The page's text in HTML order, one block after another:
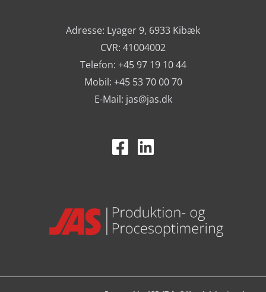
Adresse: Lyager 9, 6933 Kibæk
CVR: 41004002
Telefon: +45 97 19 10 44
Mobil: +45 53 70 00 70
E-Mail: jas@jas.dk